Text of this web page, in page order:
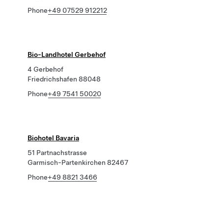
Phone+49 07529 912212
Bio-Landhotel Gerbehof
4 Gerbehof
Friedrichshafen 88048
Phone+49 7541 50020
Biohotel Bavaria
51 Partnachstrasse
Garmisch-Partenkirchen 82467
Phone+49 8821 3466